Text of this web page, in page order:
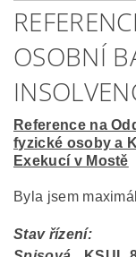
OSOBNÍ
Reference na
fyzické osoby a
Exekucí v Mostě
Byla jsem
Stav řízení: